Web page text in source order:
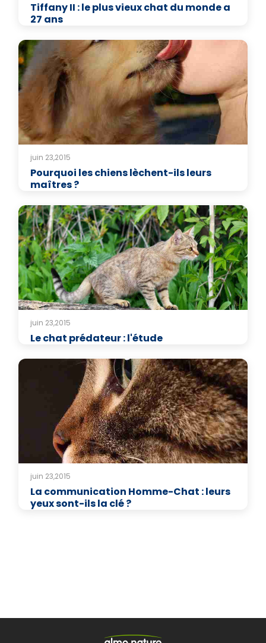
Tiffany II : le plus vieux chat du monde a
27 ans
juin 23,2015
Pourquoi les chiens lèchent-ils leurs
maîtres ?
juin 23,2015
Le chat prédateur : l'étude
juin 23,2015
La communication Homme-Chat : leurs
yeux sont-ils la clé ?